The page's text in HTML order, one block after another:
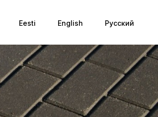
Eesti English Русский